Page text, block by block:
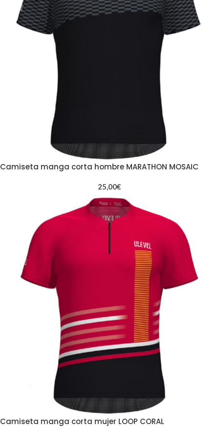
Camiseta manga corta hombre MARATHON MOSAIC
25,00€
Camiseta manga corta mujer LOOP CORAL